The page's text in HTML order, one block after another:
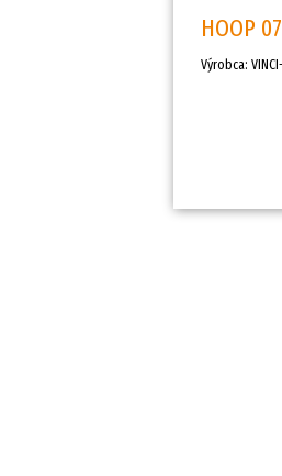
HOOP
Výrobca: